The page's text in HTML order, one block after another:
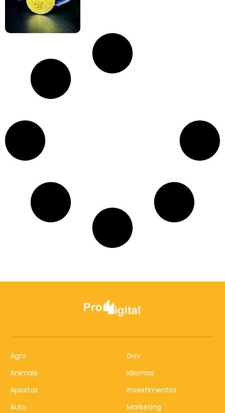
Agro
Animais
Apostas
Auto
Gov
Idiomas
Investimentos
Marketing